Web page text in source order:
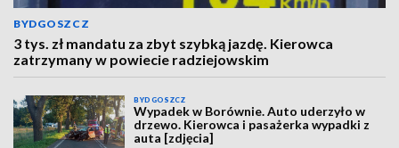
BYDGOSZCZ
3 tys. zł mandatu za zbyt szybką jazdę. Kierowca
zatrzymany w powiecie radziejowskim
BYDGOSZCZ
Wypadek w Borównie. Auto uderzyło w
drzewo. Kierowca i pasażerka wypadki z
auta [zdjęcia]